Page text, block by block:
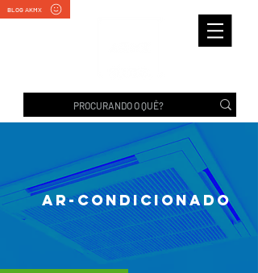
BLOG AKMX
ar-condicionado